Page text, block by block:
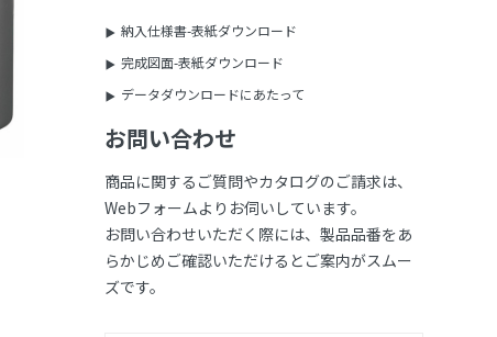
納入仕様書-表紙ダウンロード
完成図面-表紙ダウンロード
データダウンロードにあたって
お問い合わせ
商品に関するご質問やカタログのご請求は、
Webフォームよりお伺いしています。
お問い合わせいただく際には、製品品番をあ
らかじめご確認いただけるとご案内がスムー
ズです。